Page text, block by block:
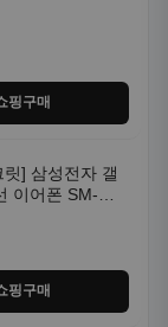
핑구매
] 삼성전자 갤
이어폰 SM-
핑구매